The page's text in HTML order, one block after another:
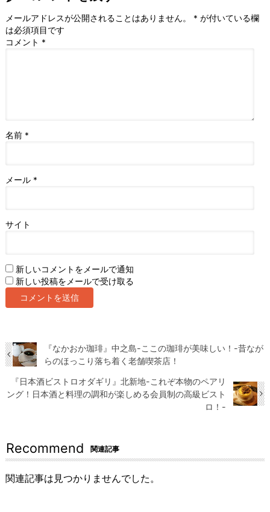
メールアドレスが公開されることはありません。 * が付いている欄
は必須項目です
コメント *
名前 *
メール *
サイト
新しいコメントをメールで通知
新しい投稿をメールで受け取る
『なかおか珈琲』中之島-ここの珈琲が美味しい！-昔なが
らのほっこり落ち着く老舗喫茶店！
『日本酒ビストロオダギリ』北新地-これぞ本物のペアリ
ング！日本酒と料理の調和が楽しめる会員制の高級ビスト
ロ！-
Recommend 関連記事
関連記事は見つかりませんでした。